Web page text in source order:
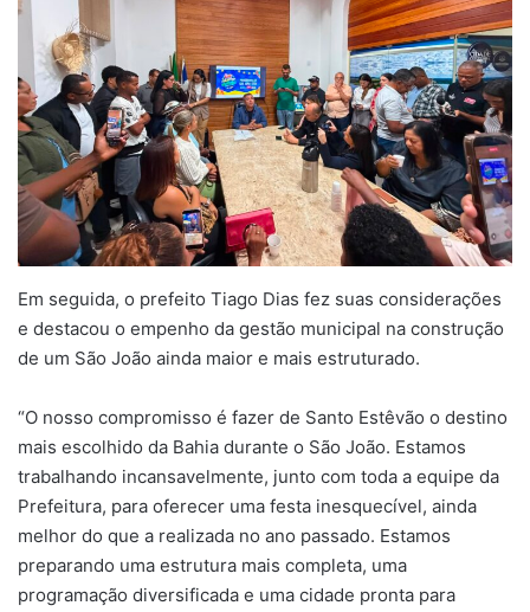
Em seguida, o prefeito Tiago Dias fez suas considerações
e destacou o empenho da gestão municipal na construção
de um São João ainda maior e mais estruturado.
“O nosso compromisso é fazer de Santo Estêvão o destino
mais escolhido da Bahia durante o São João. Estamos
trabalhando incansavelmente, junto com toda a equipe da
Prefeitura, para oferecer uma festa inesquecível, ainda
melhor do que a realizada no ano passado. Estamos
preparando uma estrutura mais completa, uma
programação diversificada e uma cidade pronta para